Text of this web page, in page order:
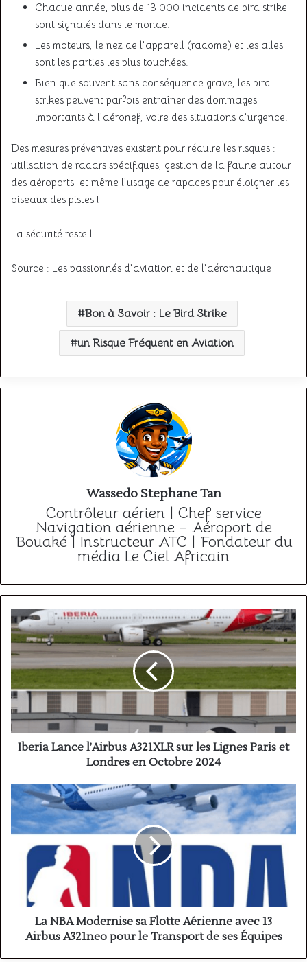
Chaque année, plus de 13 000 incidents de bird strike
sont signalés dans le monde.
Les moteurs, le nez de l’appareil (radome) et les ailes
sont les parties les plus touchées.
Bien que souvent sans conséquence grave, les bird
strikes peuvent parfois entraîner des dommages
importants à l’aéronef, voire des situations d’urgence.
Des mesures préventives existent pour réduire les risques :
utilisation de radars spécifiques, gestion de la faune autour
des aéroports, et même l’usage de rapaces pour éloigner les
oiseaux des pistes !
La sécurité reste l
Source : Les passionnés d’aviation et de l’aéronautique
Bon à Savoir : Le Bird Strike
un Risque Fréquent en Aviation
Wassedo Stephane Tan
Contrôleur aérien | Chef service
Navigation aérienne – Aéroport de
Bouaké | Instructeur ATC | Fondateur du
média Le Ciel Africain
Iberia
Lance
l’Airbus
A321XLR
sur
les
Lignes
Paris
et
Londres
2024
Iberia Lance l’Airbus A321XLR sur les Lignes Paris et
Londres en Octobre 2024
La
NBA
Modernise
sa
Flotte
Aérienne
avec
Airbus
A321neo
pour
La NBA Modernise sa Flotte Aérienne avec 13
Airbus A321neo pour le Transport de ses Équipes